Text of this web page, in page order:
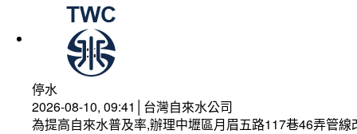
停水
2026-08-10, 09:41│台灣自來水公司
為提高自來水普及率,辦理中壢區月眉五路117巷46弄管